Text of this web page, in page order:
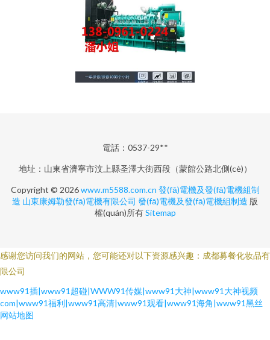
電話：0537-29**
地址：山東省濟寧市汶上縣圣澤大街西段（蒙館公路北側(cè)）
Copyright © 2026www.m5588.com.cn 發(fā)電機及發(fā)電機組制
造 山東康姆勒發(fā)電機有限公司 發(fā)電機及發(fā)電機組制造 版
權(quán)所有Sitemap
感谢您访问我们的网站，您可能还对以下资源感兴趣：成都募餐化妆品有
限公司
www91插|www91超碰|WWW91传媒|www91大神|www91大神视频
com|www91福利|www91高清|www91观看|www91海角|www91黑丝
网站地图